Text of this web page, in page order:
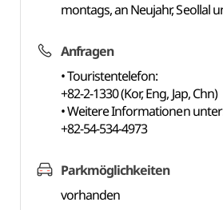
montags, an Neujahr, Seollal
Anfragen
• Touristentelefon:
+82-2-1330 (Kor, Eng, Jap, Chn)
• Weitere Informationen
+82-54-534-4973
Parkmöglichkeiten
vorhanden